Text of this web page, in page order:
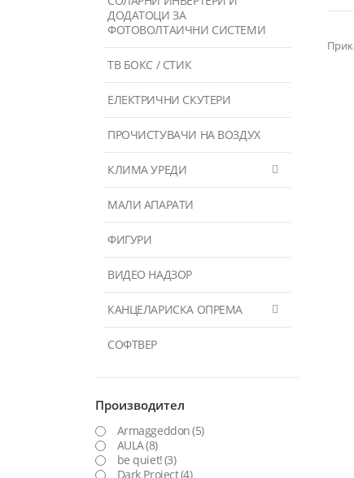
ДОДАТОЦИ ЗА
ФОТОВОЛТАИЧНИ СИСТЕМИ
ТВ БОКС / СТИК
ЕЛЕКТРИЧНИ СКУТЕРИ
ПРОЧИСТУВАЧИ НА ВОЗДУХ
КЛИМА УРЕДИ
МАЛИ АПАРАТИ
ФИГУРИ
ВИДЕО НАДЗОР
КАНЦЕЛАРИСКА ОПРЕМА
СОФТВЕР
Производител
Armaggeddon(5)
AULA(8)
be quiet!(3)
Dark Project(4)